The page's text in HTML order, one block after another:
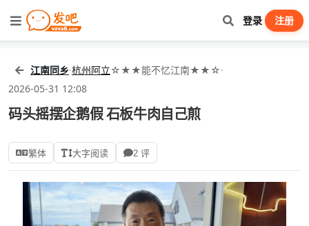
登录 注册
江南同乡·杭州阿立☆★★能不忆江南★★☆·
2026-05-31 12:08
码头摇摆企鹅假 石板牛肉自己煎
繁体 大字阅读 2 评